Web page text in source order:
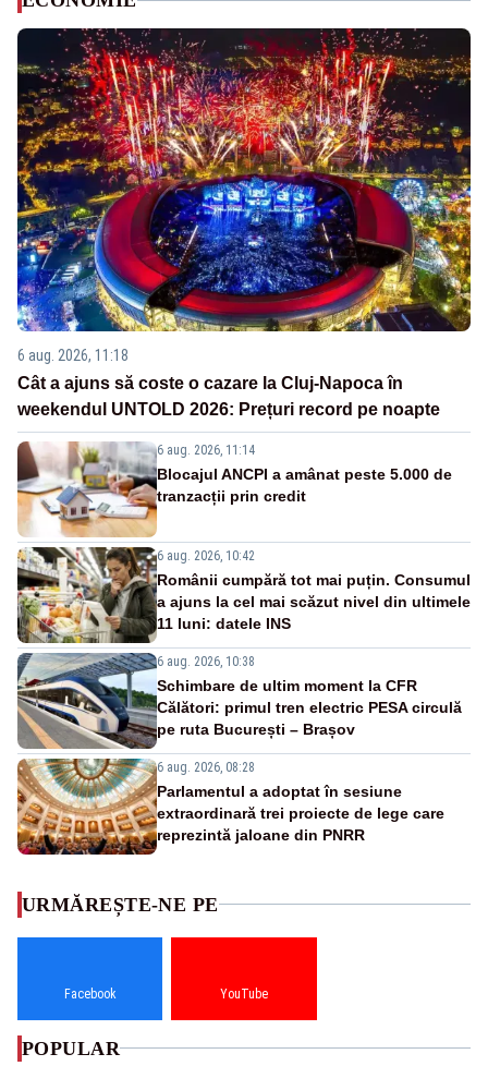
6 aug. 2026, 11:18
Cât a ajuns să coste o cazare la Cluj-Napoca în
weekendul UNTOLD 2026: Prețuri record pe noapte
6 aug. 2026, 11:14
Blocajul ANCPI a amânat peste 5.000 de
tranzacții prin credit
6 aug. 2026, 10:42
Românii cumpără tot mai puțin. Consumul
a ajuns la cel mai scăzut nivel din ultimele
11 luni: datele INS
6 aug. 2026, 10:38
Schimbare de ultim moment la CFR
Călători: primul tren electric PESA circulă
pe ruta București – Brașov
6 aug. 2026, 08:28
Parlamentul a adoptat în sesiune
extraordinară trei proiecte de lege care
reprezintă jaloane din PNRR
URMĂREȘTE-NE PE
Facebook YouTube
POPULAR